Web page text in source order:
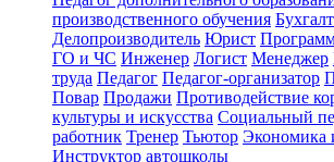
производственного обучения
Делопроизводитель Юрист
ГО и ЧС Инженер Логист Менеджер
труда Педагог Педагог-организатор
Повар Продажи Противодействие
культуры и искусства Социальный
работник Тренер Тьютор Экономика
Инструктор автошколы